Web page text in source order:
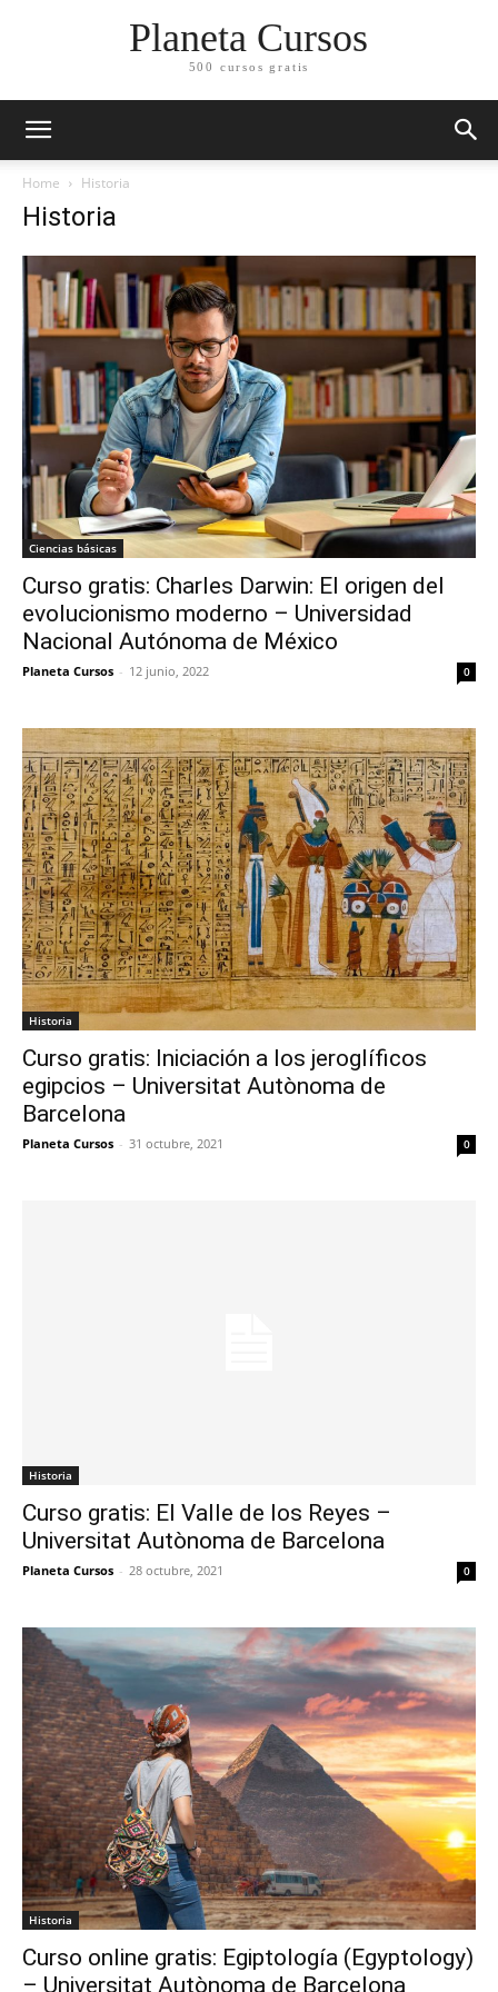
Planeta Cursos
500 cursos gratis
Home Historia
Historia
Ciencias básicas
Curso gratis: Charles Darwin: El origen del
evolucionismo moderno – Universidad
Nacional Autónoma de México
Planeta Cursos - 12 junio, 2022 0
Historia
Curso gratis: Iniciación a los jeroglíficos
egipcios – Universitat Autònoma de
Barcelona
Planeta Cursos - 31 octubre, 2021 0
Historia
Curso gratis: El Valle de los Reyes –
Universitat Autònoma de Barcelona
Planeta Cursos - 28 octubre, 2021 0
Historia
Curso online gratis: Egiptología (Egyptology)
– Universitat Autònoma de Barcelona